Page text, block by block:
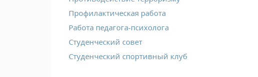
Профилактическая работа
Работа педагога-психолога
Студенческий совет
Студенческий спортивный клуб